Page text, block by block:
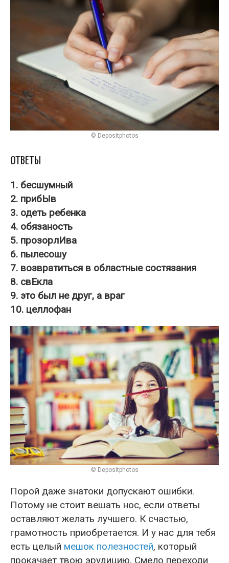
© Depositphotos
ОТВЕТЫ
1. бесшумный
2. прибЫв
3. одеть ребенка
4. обязаность
5. прозорлИва
6. пылесошу
7. возвратиться в областные состязания
8. свЕкла
9. это был не друг, а враг
10. целлофан
© Depositphotos
Порой даже знатоки допускают ошибки.
Потому не стоит вешать нос, если ответы
оставляют желать лучшего. К счастью,
грамотность приобретается. И у нас для тебя
есть целый мешок полезностей, который
прокачает твою эрудицию. Смело переходи